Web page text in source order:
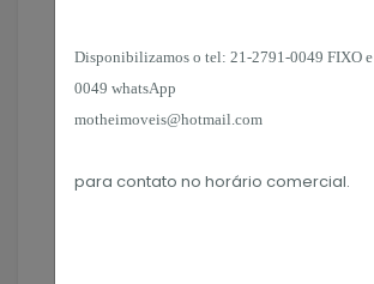
Disponibilizamos o tel: 21-2791-0049 FIXO
0049 whatsApp
motheimoveis@hotmail.com
para contato no horário comercial.
Solicitar Imóvel